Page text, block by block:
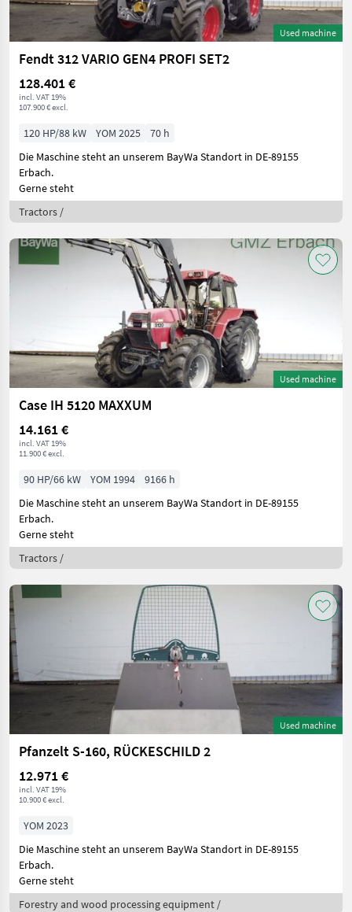
Used machine
Fendt 312 VARIO GEN4 PROFI SET2
128.401 €
incl. VAT 19%
107.900 € excl.
120 HP/88 kW YOM 2025
70 h
Die Maschine steht an unserem BayWa Standort in DE-89155
Erbach.
Gerne steht
Tractors /
Used machine
Case IH 5120 MAXXUM
14.161 €
incl. VAT 19%
11.900 € excl.
90 HP/66 kW YOM 1994
9166 h
Die Maschine steht an unserem BayWa Standort in DE-89155
Erbach.
Gerne steht
Tractors /
Used machine
Pfanzelt S-160, RÜCKESCHILD 2
12.971 €
incl. VAT 19%
10.900 € excl.
YOM 2023
Die Maschine steht an unserem BayWa Standort in DE-89155
Erbach.
Gerne steht
Forestry and wood processing equipment /